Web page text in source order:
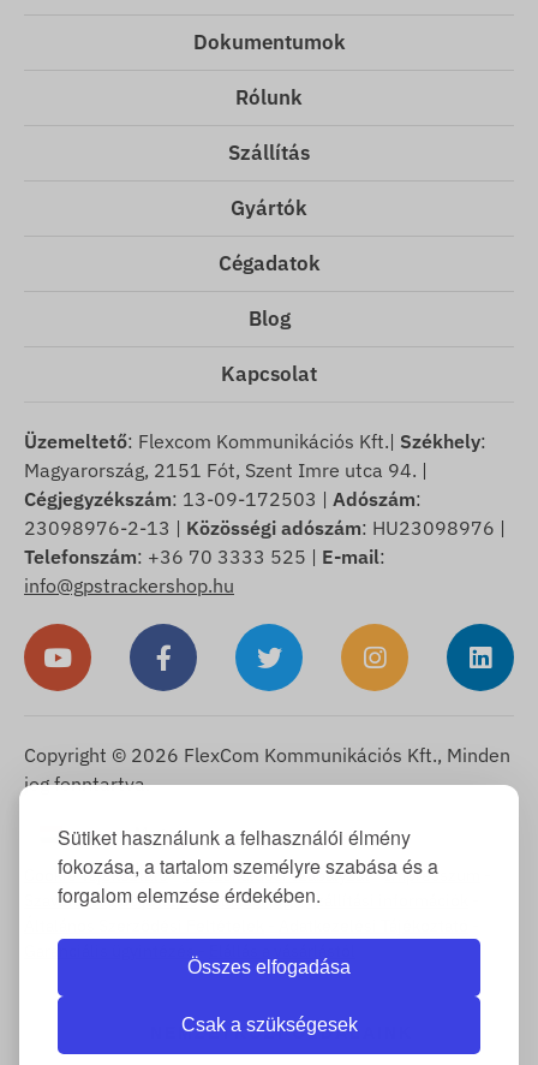
Sütiket használunk a felhasználói élmény
fokozása, a tartalom személyre szabása és a
forgalom elemzése érdekében.
Összes elfogadása
Csak a szükségesek
Dokumentumok
Rólunk
Szállítás
Gyártók
Cégadatok
Blog
Kapcsolat
Üzemeltető: Flexcom Kommunikációs Kft.| Székhely:
Magyarország, 2151 Fót, Szent Imre utca 94. |
Cégjegyzékszám: 13-09-172503 | Adószám:
23098976-2-13 | Közösségi adószám: HU23098976 |
Telefonszám: +36 70 3333 525 | E-mail:
info@gpstrackershop.hu
Copyright © 2026 FlexCom Kommunikációs Kft., Minden
jog fenntartva.
Magyar ▼
Cookie Tájékoztató-Visszaküldési szabályzat-Impresszum
Szavatosság és jótállás-Elállási jog-Szállítási információk
Garanciális ügyintézés-
NEMZETKÖZI OLDALAINK